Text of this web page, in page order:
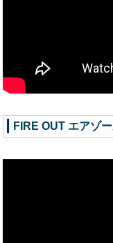
FIRE OUT エアゾ